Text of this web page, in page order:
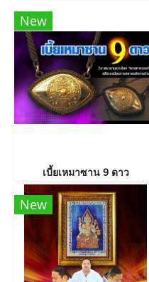
New
เบี้ยเหมาซาน 9 ดาว
New